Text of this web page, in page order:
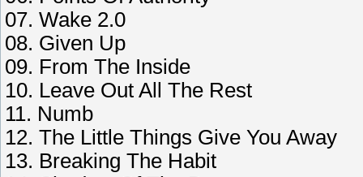
07. Wake 2.0
08. Given Up
09. From The Inside
10. Leave Out All The Rest
11. Numb
12. The Little Things Give You Away
13. Breaking The Habit